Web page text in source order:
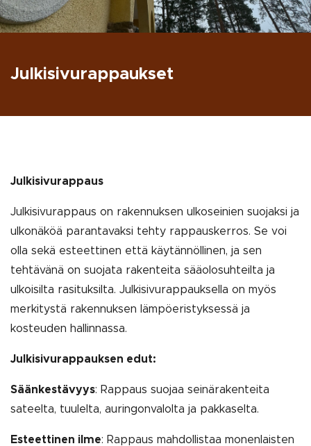
Jul­ki­si­vu­rap­pauk­set
Julkisivurappaus
Julkisivurappaus on rakennuksen ulkoseinien suojaksi ja
ulkonäköä parantavaksi tehty rappauskerros. Se voi
olla sekä esteettinen että käytännöllinen, ja sen
tehtävänä on suojata rakenteita sääolosuhteilta ja
ulkoisilta rasituksilta. Julkisivurappauksella on myös
merkitystä rakennuksen lämpöeristyksessä ja
kosteuden hallinnassa.
Julkisivurappauksen edut:
Säänkestävyys: Rappaus suojaa seinärakenteita
sateelta, tuulelta, auringonvalolta ja pakkaselta.
Esteettinen ilme: Rappaus mahdollistaa monenlaisten